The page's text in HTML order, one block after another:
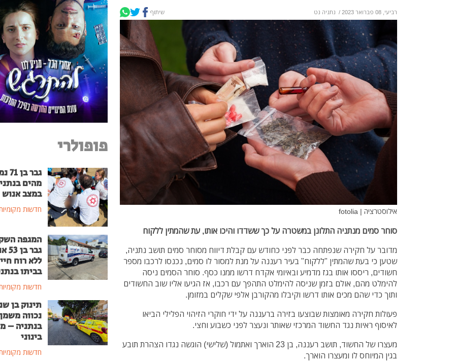
רביעי, 08 פברואר 2023 / נתניה נט שיתוף
אילוסטרציה | fotolia
סוחר סמים מנתניה התלונן במשטרה על כך ששדדו והיכו אותו, עת שהמתין ללקוח
מדובר על חקירה שנפתחה כבר לפני כחודש עם קבלת דיווח מסוחר סמים תושב נתניה,
שטען כי בעת שהמתין "ללקוח" בעיר רעננה על מנת למסור לו סמים, נכנסו לרכבו מספר
חשודים, ריססו אותו בגז מדמיע ובאיומי אקדח דרשו ממנו כסף. סוחר הסמים ניסה
להימלט מהם, אולם בזמן שניסה להימלט התהפך עם רכבו, אז הגיעו אליו שוב החשודים
ותוך כדי שהם מכים אותו דרשו וקיבלו מהקורבן אלפי שקלים במזומן.
פעולות חקירה מאומצות שבוצעו בזירה ברעננה על ידי חוקרי הזיהוי הפלילי הביאו
לאיסוף ראיות נגד החשוד המרכזי שאותר ונעצר לפני כשבוע וחצי.
מעצרו של החשוד, תושב רעננה, בן 23 הוארך ואתמול (שלישי) הוגשה נגדו הצהרת תובע
בגין המיוחס לו ומעצרו הוארך.
פופולרי
גבר
מהים
במצב אנוש
חדשות
המגפה
גבר
ללא רוח
בביתו
חדשות
תינוק בן
נכווה
בנתניה –
בינוני
חדשות